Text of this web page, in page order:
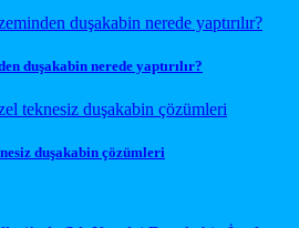
duşakabin nerede yaptırılır?
duşakabin çözümleri